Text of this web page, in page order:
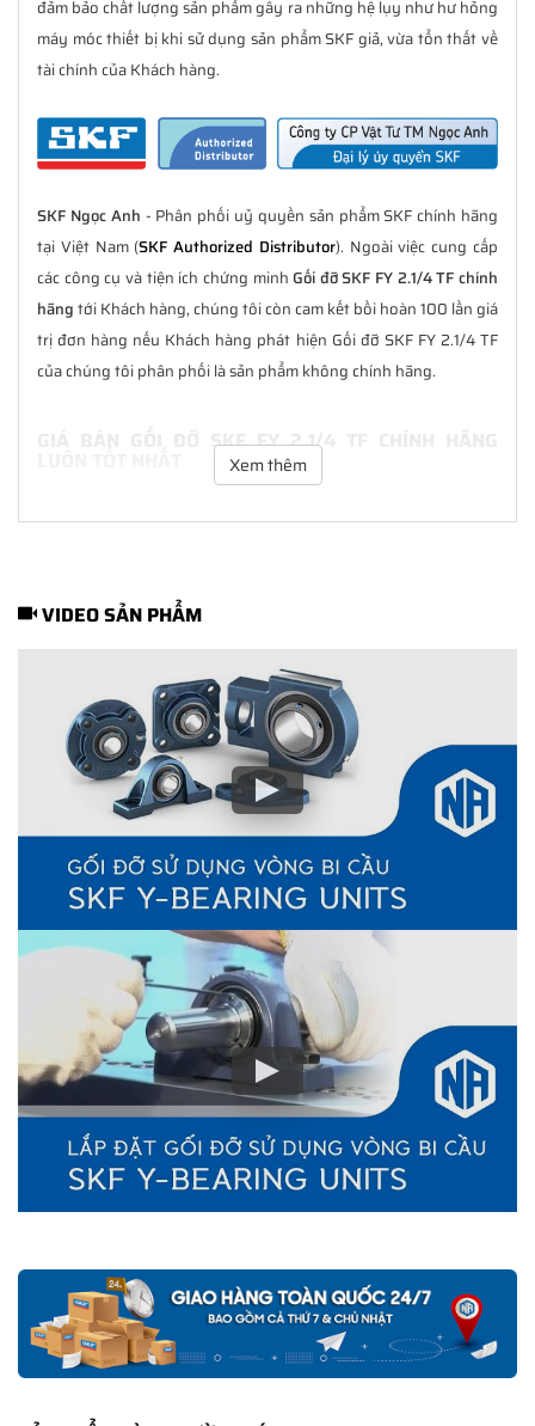
đảm bảo chất lượng sản phẩm gây ra những hệ lụy như hư hỏng
máy móc thiết bị khi sử dụng sản phẩm SKF giả, vừa tổn thất về
tài chính của Khách hàng.
SKF Ngọc Anh - Phân phối uỷ quyền sản phẩm SKF chính hãng
tại Việt Nam (SKF Authorized Distributor). Ngoài việc cung cấp
các công cụ và tiện ích chứng minh Gối đỡ SKF FY 2.1/4 TF chính
hãngtới Khách hàng, chúng tôi còn cam kết bồi hoàn 100 lần giá
trị đơn hàng nếu Khách hàng phát hiện Gối đỡ SKF FY 2.1/4 TF
của chúng tôi phân phối là sản phẩm không chính hãng.
GIÁ BÁN GỐI ĐỠ SKF FY 2.1/4 TF CHÍNH HÃNG
nhất với nhiều ưu đãi kèm theo và các dịch vụ hẫu mãi sau bán
Tất cả các sản phẩm SKF chính hãng do SKF Ngọc Anh
phối đều được bảo hành chính hãng theo đúng tiêu chuẩn bảo
hành của nhà sản xuất.
CÁCH NHẬN BIẾT VÀ PHÂN BIỆT GỐI ĐỠ SKF FY
2.1/4 TF CHÍNH HÃNG
Mua hàng tại các đại lý ủy quyền của SKF để yên tâm về nguồn
gốc của sản phẩm. Ngoài ra bạn cũng có thể tự kiểm tra và phân
biệt các sản phẩm SKF chính hãng bằng các cách sau:
Những cách phân biệt vòng bi SKF giả bằng mắt thường
SKF Authenticate, Phần mềm kiểm tra vòng bi SKF giả
✅Cảnh báo của chuyên gia SKF về vòng bi SKF giả
Xem thêm
VIDEO SẢN PHẨM